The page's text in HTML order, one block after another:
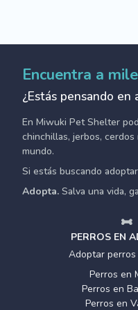
Encuentra a
¿Estás pensando
En Miwuki Pet Shelter
chinchillas, jerbos,
mundo.
Si estás buscando
Adopta. Salva una vida,
PERROS EN
Adoptar perros
Perros en
Perros en
Perros en